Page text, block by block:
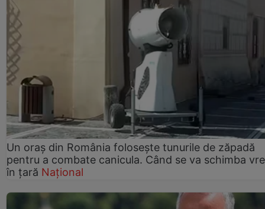
Un oraș din România folosește tunurile de zăpadă
pentru a combate canicula. Când se va schimba
în țară Național